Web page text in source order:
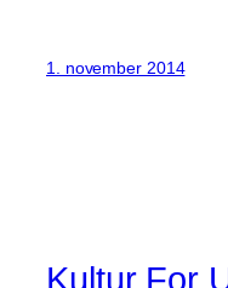
1. november 2014
Kultur For